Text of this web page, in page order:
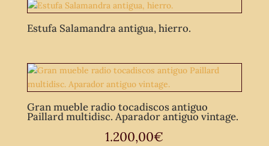
Estufa Salamandra antigua, hierro.
Gran mueble radio tocadiscos antiguo
Paillard multidisc. Aparador antiguo vintage.
1.200,00€